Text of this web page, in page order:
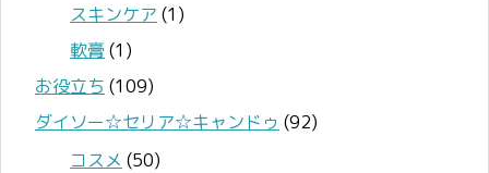
スキンケア (1)
軟膏(1)
お役立ち (109)
ダイソー☆セリア☆キャンドゥ (92)
コスメ (50)